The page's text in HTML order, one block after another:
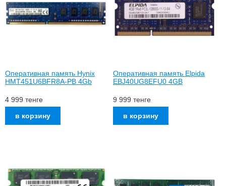
Оперативная память Hynix
HMT451U6BFR8A-PB 4Gb
4 999 тенге
Оперативная память Elpida
EBJ40UG8EFU0 4GB
9 999 тенге